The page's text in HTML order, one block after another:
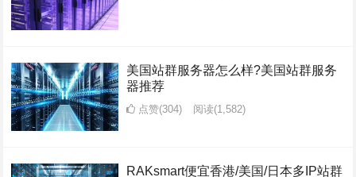
美国站群服务器怎么样?美国站群服务
器推荐
点赞(304) 阅读(1,582)
RAKsmart便宜香港/美国/日本多IP站群